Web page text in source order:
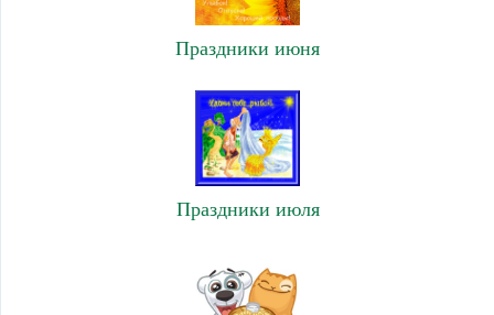
Праздники июня
Праздники июля